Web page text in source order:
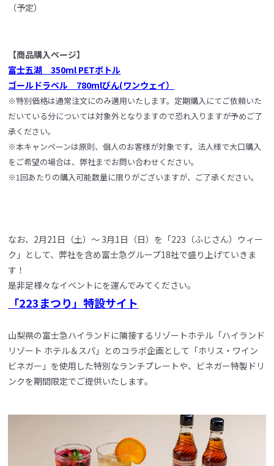
（予定）
【商品購入ページ】
富士五湖 350ml PETボトル
ゴールドラベル 780mlびん(ワンウェイ）
※特別価格は通常注文にのみ適用いたします。定期購入にてご依頼いた
だいている分については対象外となりますので恐れ入りますが予めご了
承ください。
※本キャンペーンは原則、個人のお客様が対象です。法人様で大口購入
をご希望の場合は、弊社までお問い合わせください。
※1回あたりの購入可能数量に限りがございますが、ご了承ください。
なお、2月21日（土）～ 3月1日（日）を「223（ふじさん）ウィー
ク」として、弊社を含め富士急グループ18社で盛り上げていきま
す！
是非足様々なイベントにを運んでみてください。
「223まつり」特設サイト
山梨県の富士急ハイランドに隣接するリゾートホテル「ハイランド
リゾート ホテル＆スパ」とのコラボ企画として「ホリス・ワイン
ビネガー」を使用した特別なランチプレートや、ビネガー特製ドリ
ンクを期間限定でご提供いたします。